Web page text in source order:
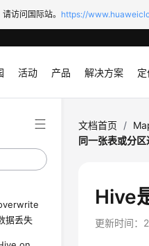
访问国际站。 https://
活动 产品 解决方案
型字段
数据进
据丢失
文档首页 /
同一张表或分
Hive
更新时间：